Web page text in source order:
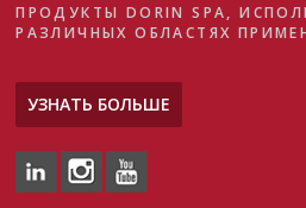
ПРОДУКТЫ DORIN SPA,
РАЗЛИЧНЫХ ОБЛАСТЯХ
УЗНАТЬ БОЛЬШЕ